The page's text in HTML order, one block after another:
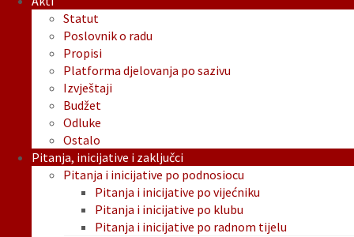
Statut
Poslovnik o radu
Propisi
Platforma djelovanja po sazivu
Izvještaji
Budžet
Odluke
Ostalo
Pitanja, inicijative i zaključci
Pitanja i inicijative po podnosiocu
Pitanja i inicijative po vijećniku
Pitanja i inicijative po klubu
Pitanja i inicijative po radnom tijelu